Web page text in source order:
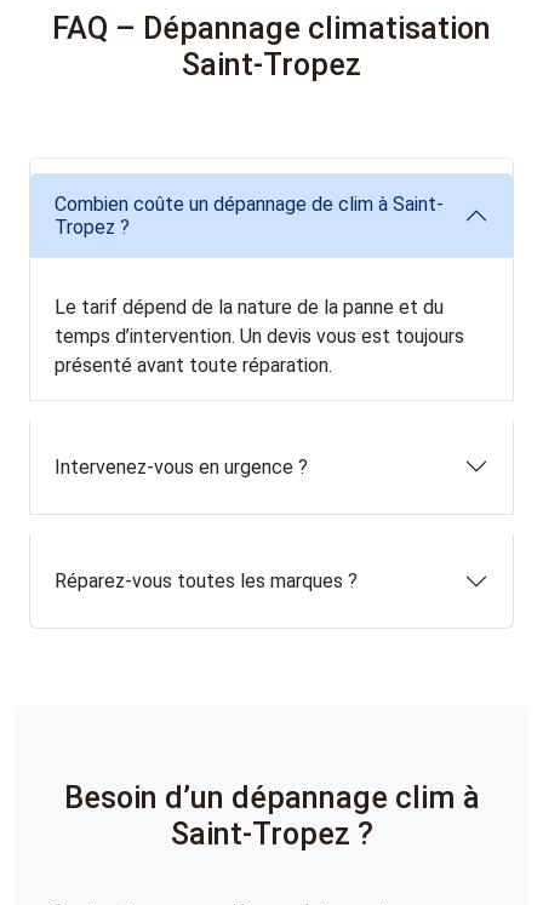
FAQ – Dépannage climatisation
Saint-Tropez
Combien coûte un dépannage de clim à Saint-
Tropez ?
Le tarif dépend de la nature de la panne et du
temps d’intervention. Un devis vous est toujours
présenté avant toute réparation.
Intervenez-vous en urgence ?
Réparez-vous toutes les marques ?
Besoin d’un dépannage clim à
Saint-Tropez ?